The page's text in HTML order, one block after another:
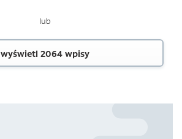
lub
wyświetl 2064 wpisy